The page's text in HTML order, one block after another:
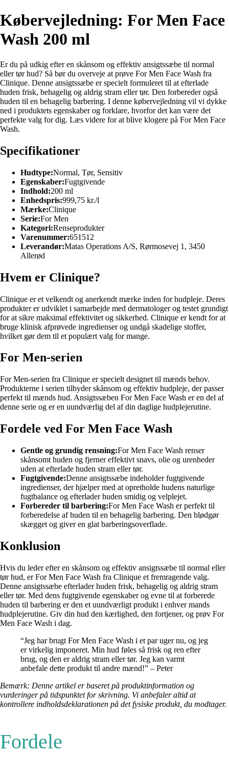
Købervejledning: For Men Face
Wash 200 ml
Er du på udkig efter en skånsom og effektiv ansigtssæbe til normal
eller tør hud? Så bør du overveje at prøve For Men Face Wash fra
Clinique. Denne ansigtssæbe er specielt formuleret til at efterlade
huden frisk, behagelig og aldrig stram eller tør. Den forbereder også
huden til en behagelig barbering. I denne købervejledning vil vi dykke
ned i produktets egenskaber og forklare, hvorfor det kan være det
perfekte valg for dig. Læs videre for at blive klogere på For Men Face
Wash.
Specifikationer
Hudtype:Normal, Tør, Sensitiv
Egenskaber:Fugtgivende
Indhold:200 ml
Enhedspris:999,75 kr./l
Mærke:Clinique
Serie:For Men
Kategori:Renseprodukter
Varenummer:651512
Leverandør:Matas Operations A/S, Rørmosevej 1, 3450
Allerød
Hvem er Clinique?
Clinique er et velkendt og anerkendt mærke inden for hudpleje. Deres
produkter er udviklet i samarbejde med dermatologer og testet grundigt
for at sikre maksimal effektivitet og sikkerhed. Clinique er kendt for at
bruge klinisk afprøvede ingredienser og undgå skadelige stoffer,
hvilket gør dem til et populært valg for mange.
For Men-serien
For Men-serien fra Clinique er specielt designet til mænds behov.
Produkterne i serien tilbyder skånsom og effektiv hudpleje, der passer
perfekt til mænds hud. Ansigtssæben For Men Face Wash er en del af
denne serie og er en uundværlig del af din daglige hudplejerutine.
Fordele ved For Men Face Wash
Gentle og grundig rensning:For Men Face Wash renser
skånsomt huden og fjerner effektivt snavs, olie og urenheder
uden at efterlade huden stram eller tør.
Fugtgivende:Denne ansigtssæbe indeholder fugtgivende
ingredienser, der hjælper med at opretholde hudens naturlige
fugtbalance og efterlader huden smidig og velplejet.
Forbereder til barbering:For Men Face Wash er perfekt til
forberedelse af huden til en behagelig barbering. Den blødgør
skægget og giver en glat barberingsoverflade.
Konklusion
Hvis du leder efter en skånsom og effektiv ansigtssæbe til normal eller
tør hud, er For Men Face Wash fra Clinique et fremragende valg.
Denne ansigtssæbe efterlader huden frisk, behagelig og aldrig stram
eller tør. Med dens fugtgivende egenskaber og evne til at forberede
huden til barbering er den et uundværligt produkt i enhver mands
hudplejerutine. Giv din hud den kærlighed, den fortjener, og prøv For
Men Face Wash i dag.
“Jeg har brugt For Men Face Wash i et par uger nu, og jeg
er virkelig imponeret. Min hud føles så frisk og ren efter
brug, og den er aldrig stram eller tør. Jeg kan varmt
anbefale dette produkt til andre mænd!” – Peter
Bemærk: Denne artikel er baseret på produktinformation og
vurderinger på tidspunktet for skrivning. Vi anbefaler altid at
kontrollere indholdsdeklarationen på det fysiske produkt, du modtager.
Fordele